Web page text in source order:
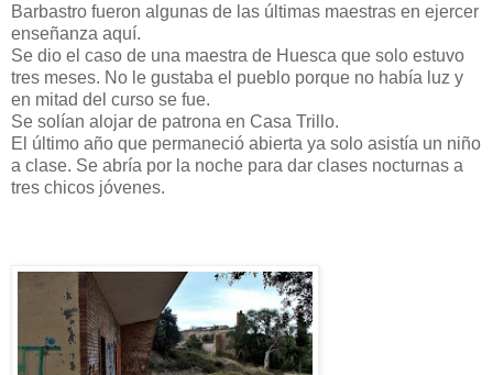
Barbastro fueron algunas de las últimas maestras en ejercer
enseñanza aquí.
Se dio el caso de una maestra de Huesca que solo estuvo
tres meses. No le gustaba el pueblo porque no había luz y
en mitad del curso se fue.
Se solían alojar de patrona en Casa Trillo.
El último año que permaneció abierta ya solo asistía un niño
a clase. Se abría por la noche para dar clases nocturnas a
tres chicos jóvenes.